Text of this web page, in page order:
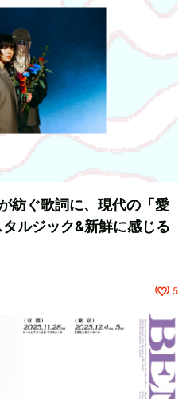
紡ぐ歌詞に、現代の「愛
ルジック&新鮮に感じる
5